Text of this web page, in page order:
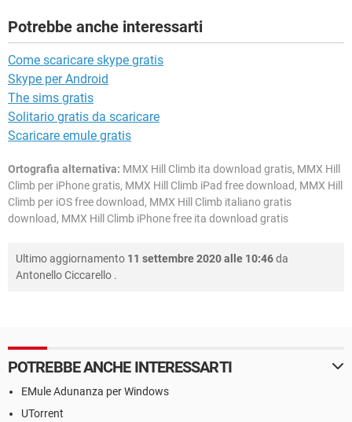
Potrebbe anche interessarti
Come scaricare skype gratis
Skype per Android
The sims gratis
Solitario gratis da scaricare
Scaricare emule gratis
Ortografia alternativa: MMX Hill Climb ita download gratis, MMX Hill
Climb per iPhone gratis, MMX Hill Climb iPad free download, MMX Hill
Climb per iOS free download, MMX Hill Climb italiano gratis
download, MMX Hill Climb iPhone free ita download gratis
Ultimo aggiornamento 11 settembre 2020 alle 10:46da
Antonello Ciccarello .
POTREBBE ANCHE INTERESSARTI
EMule Adunanza per Windows
UTorrent